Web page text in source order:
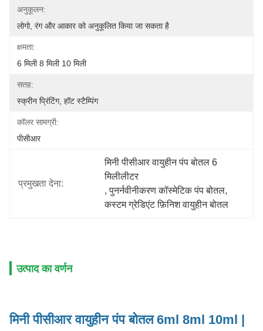
अनुकूलन:
लोगो, रंग और आकार को अनुकूलित किया जा सकता है
क्षमता:
6 मिली 8 मिली 10 मिली
सतह:
स्क्रीन प्रिंटिंग, हॉट स्टैम्पिंग
कॉलर सामग्री:
पीसीआर
प्रमुखता देना:
मिनी पीसीआर वायुहीन पंप बोतल 6
मिलीलीटर
, पुनर्नवीनीकरण कॉस्मेटिक पंप बोतल,
कस्टम ग्रेडिएंट फ़िनिश वायुहीन बोतल
उत्पाद का वर्णन
मिनी पीसीआर वायुहीन पंप बोतल 6ml 8ml 10ml |